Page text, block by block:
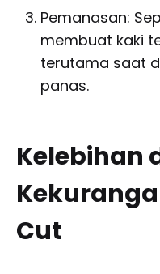
Pemanasan:
membuat kaki
terutama saat
panas.
Kelebihan
Cut